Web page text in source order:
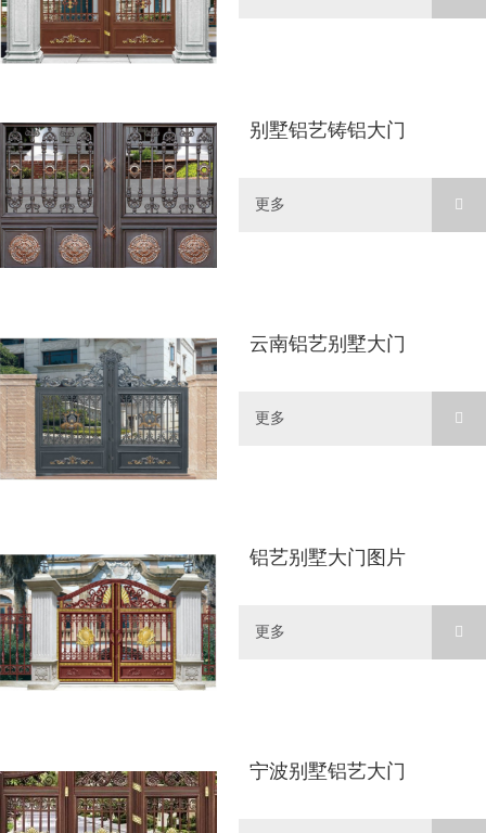
别墅铝艺铸铝大门
更多
云南铝艺别墅大门
更多
铝艺别墅大门图片
更多
宁波别墅铝艺大门